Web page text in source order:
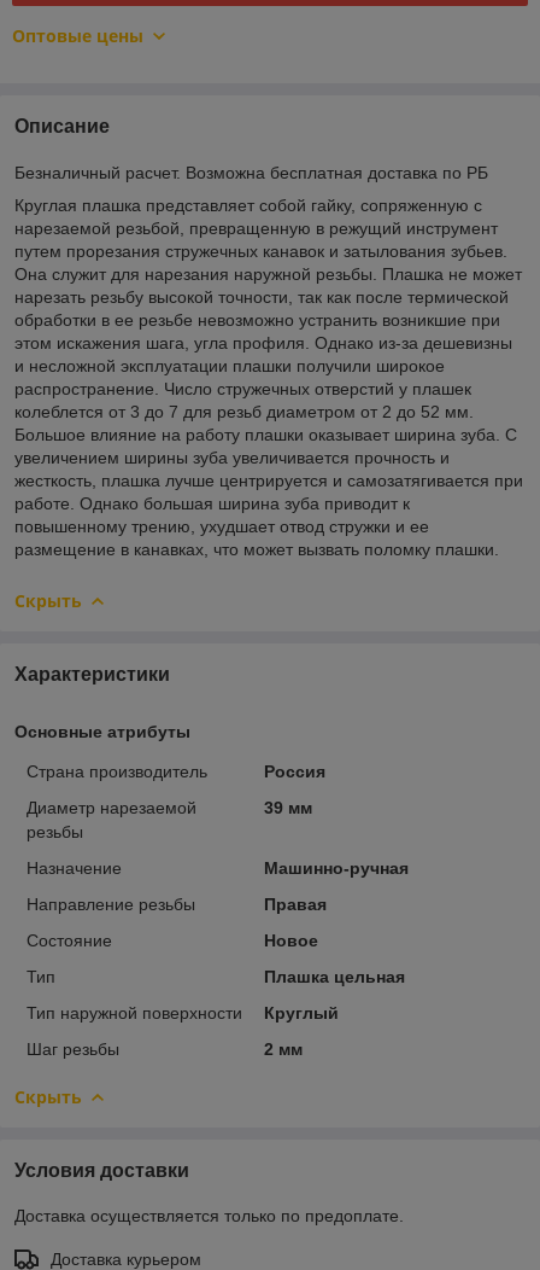
Оптовые цены
Описание
Безналичный расчет. Возможна бесплатная доставка по РБ
Круглая плашка представляет собой гайку, сопряженную с
нарезаемой резьбой, превращенную в режущий инструмент
путем прорезания стружечных канавок и затылования зубьев.
Она служит для нарезания наружной резьбы. Плашка не может
нарезать резьбу высокой точности, так как после термической
обработки в ее резьбе невозможно устранить возникшие при
этом искажения шага, угла профиля. Однако из-за дешевизны
и несложной эксплуатации плашки получили широкое
распространение. Число стружечных отверстий у плашек
колеблется от 3 до 7 для резьб диаметром от 2 до 52 мм.
Большое влияние на работу плашки оказывает ширина зуба. С
увеличением ширины зуба увеличивается прочность и
жесткость, плашка лучше центрируется и самозатягивается при
работе. Однако большая ширина зуба приводит к
повышенному трению, ухудшает отвод стружки и ее
размещение в канавках, что может вызвать поломку плашки.
Скрыть
Характеристики
Основные атрибуты
Страна производитель
Россия
Диаметр нарезаемой
резьбы
39 мм
Назначение
Машинно-ручная
Направление резьбы
Правая
Состояние
Новое
Тип
Плашка цельная
Тип наружной поверхности
Круглый
Шаг резьбы
2 мм
Скрыть
Условия доставки
Доставка осуществляется только по предоплате.
Доставка курьером